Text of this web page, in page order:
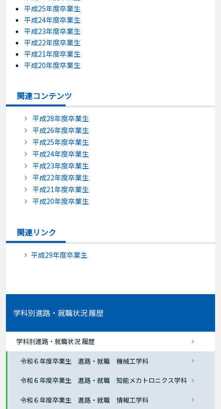
平成25年度卒業生
平成24年度卒業生
平成23年度卒業生
平成22年度卒業生
平成21年度卒業生
平成20年度卒業生
関連コンテンツ
平成28年度卒業生
平成26年度卒業生
平成25年度卒業生
平成24年度卒業生
平成23年度卒業生
平成22年度卒業生
平成21年度卒業生
平成20年度卒業生
関連リンク
平成29年度卒業生
学科別進路・就職状況 履歴
学科別進路・就職状況 履歴
令和６年度卒業生 進路・就職 機械工学科
令和６年度卒業生 進路・就職 知能メカトロニクス学科
令和６年度卒業生 進路・就職 情報工学科